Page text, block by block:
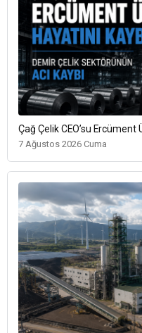
Çağ Çelik CEO’su Ercüment
7 Ağustos 2026 Cuma